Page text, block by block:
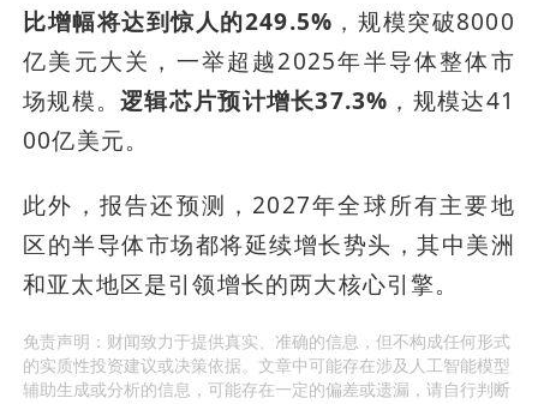
比增幅将达到惊人的249.5% ，规模突破8000
亿美元大关，一举超越2025年半导体整体市
场规模。逻辑芯片预计增长37.3% ，规模达41
00亿美元。
此外，报告还预测，2027年全球所有主要地
区的半导体市场都将延续增长势头，其中美洲
和亚太地区是引领增长的两大核心引擎。
免责声明：财闻致力于提供真实、准确的信息，但不构成任何形式
的实质性投资建议或决策依据。文章中可能存在涉及人工智能模型
辅助生成或分析的信息，可能存在一定的偏差或遗漏，请自行判断